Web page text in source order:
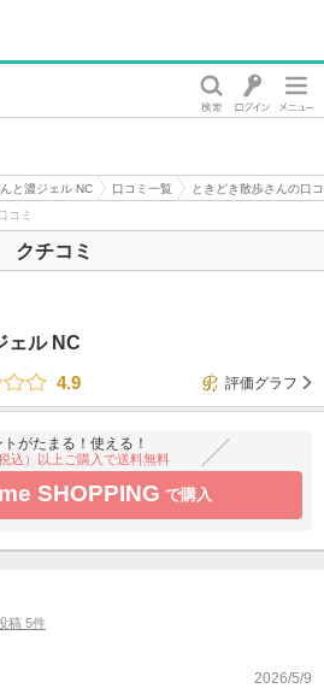
と濃ジェル NC 口コミ一覧
ときどき散歩さんの口
コミ
クチコミ
ェル NC
4.9
評価グラフ
がたまる！使える！
込）以上ご購入で送料無料
SHOPPING で購入
稿 5件
2026/5/9